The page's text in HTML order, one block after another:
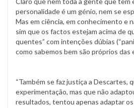
personalidade é um génio, nem se
Mas em ciência, em conhecimento e
sim que os factos estejam acima de
quentes” com intenções dúbias
como sabemos bem são próprios
“Também se faz justiça a Descartes,
experimentação, mas que não
resultados, tentou apenas adaptar